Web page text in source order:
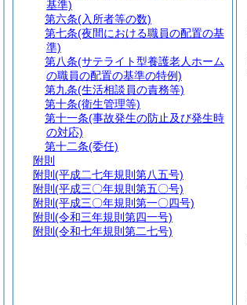
基準)
第六条(入所者等の数)
第七条(夜間における職員の配置の基
準)
第八条(サテライト型養護老人ホーム
の職員の配置の基準の特例)
第九条(生活相談員の責務等)
第十条(衛生管理等)
第十一条(事故発生の防止及び発生時
の対応)
第十二条(委任)
附則
附則 (平成二七年規則第八五号)
附則 (平成三〇年規則第五〇号)
附則 (平成三〇年規則第一〇四号)
附則 (令和三年規則第四一号)
附則 (令和七年規則第二七号)